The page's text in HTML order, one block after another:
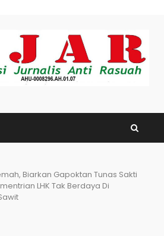
Biarkan Gapoktan Tunas Sakti
LHK Tak Berdaya Di